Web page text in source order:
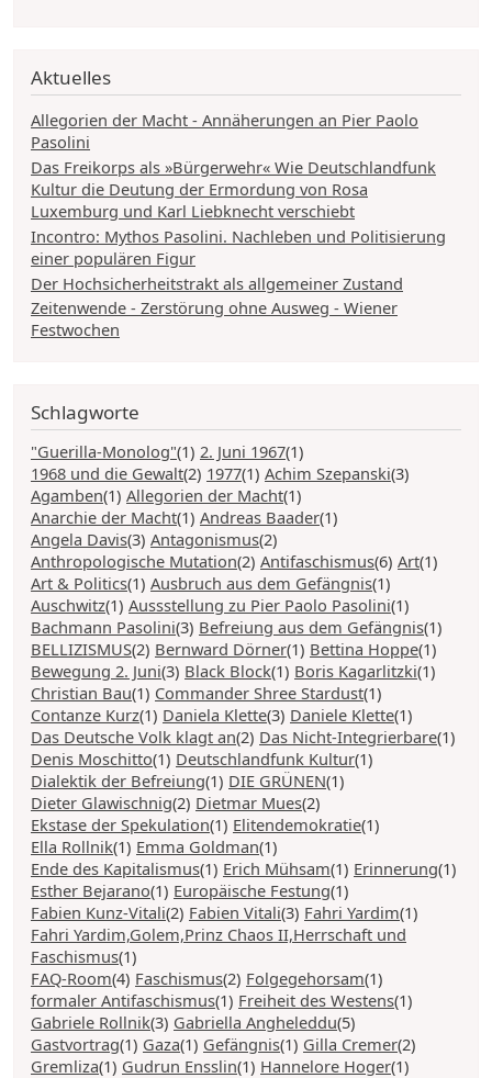
Aktuelles
Allegorien der Macht - Annäherungen an Pier Paolo
Pasolini
Das Freikorps als »Bürgerwehr« Wie Deutschlandfunk
Kultur die Deutung der Ermordung von Rosa
Luxemburg und Karl Liebknecht verschiebt
Incontro: Mythos Pasolini. Nachleben und Politisierung
einer populären Figur
Der Hochsicherheitstrakt als allgemeiner Zustand
Zeitenwende - Zerstörung ohne Ausweg - Wiener
Festwochen
Schlagworte
"Guerilla-Monolog"(1) 2. Juni 1967(1)
1968 und die Gewalt(2) 1977(1) Achim Szepanski(3)
Agamben(1) Allegorien der Macht(1)
Anarchie der Macht(1) Andreas Baader(1)
Angela Davis(3) Antagonismus(2)
Anthropologische Mutation(2) Antifaschismus(6) Art(1)
Art & Politics(1) Ausbruch aus dem Gefängnis(1)
Auschwitz(1) Aussstellung zu Pier Paolo Pasolini(1)
Bachmann Pasolini(3) Befreiung aus dem Gefängnis(1)
BELLIZISMUS(2) Bernward Dörner(1) Bettina Hoppe(1)
Bewegung 2. Juni(3) Black Block(1) Boris Kagarlitzki(1)
Christian Bau(1) Commander Shree Stardust(1)
Contanze Kurz(1) Daniela Klette(3) Daniele Klette(1)
Das Deutsche Volk klagt an(2) Das Nicht-Integrierbare(1)
Denis Moschitto(1) Deutschlandfunk Kultur(1)
Dialektik der Befreiung(1) DIE GRÜNEN(1)
Dieter Glawischnig(2) Dietmar Mues(2)
Ekstase der Spekulation(1) Elitendemokratie(1)
Ella Rollnik(1) Emma Goldman(1)
Ende des Kapitalismus(1) Erich Mühsam(1) Erinnerung(1)
Esther Bejarano(1) Europäische Festung(1)
Fabien Kunz-Vitali(2) Fabien Vitali(3) Fahri Yardim(1)
Fahri Yardim,Golem,Prinz Chaos II,Herrschaft und
Faschismus(1)
FAQ-Room(4) Faschismus(2) Folgegehorsam(1)
formaler Antifaschismus(1) Freiheit des Westens(1)
Gabriele Rollnik(3) Gabriella Angheleddu(5)
Gastvortrag(1) Gaza(1) Gefängnis(1) Gilla Cremer(2)
Gremliza(1) Gudrun Ensslin(1) Hannelore Hoger(1)